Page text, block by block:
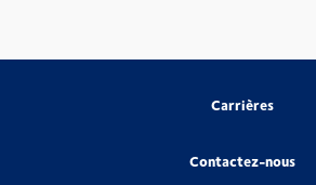
Carrières
Contactez-nous